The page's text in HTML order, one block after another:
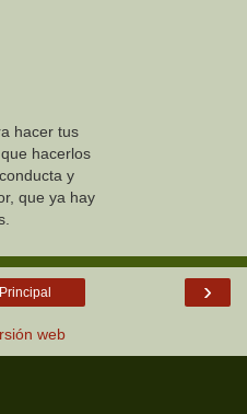
hacer tus
hacerlos
y
que ya hay
›
web